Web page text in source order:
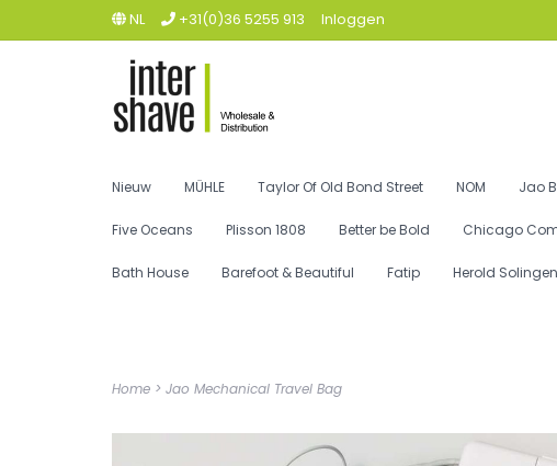
NL +31(0)36 5255 913 Inloggen
Nieuw MÜHLE Taylor Of Old Bond Street NOM Jao
Five Oceans Plisson 1808 Better be Bold Chicago
Bath House Barefoot & Beautiful Fatip Herold Solingen
Home > Jao Mechanical Travel Bag